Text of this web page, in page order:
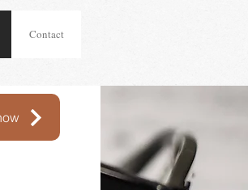
Contact